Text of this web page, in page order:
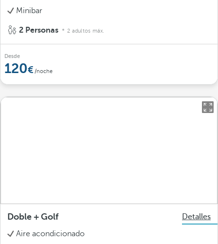
Minibar
2 Personas 2 adultos máx.
Desde
120 /noche
Doble + Golf
Detalles
Aire acondicionado